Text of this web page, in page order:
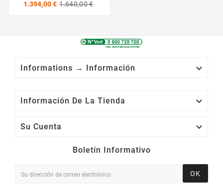
1.394,00 € 1.640,00 €
Informations → Información 
Información De La Tienda 
Su Cuenta 
Boletín Informativo
OK